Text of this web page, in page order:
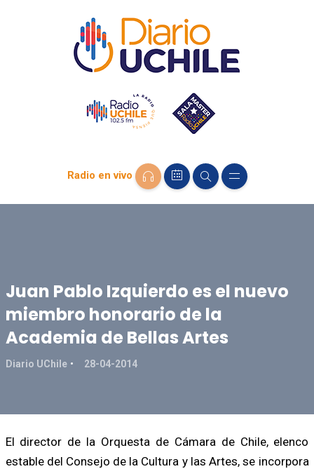
Radio en vivo
Juan Pablo Izquierdo es el nuevo
miembro honorario de la
Academia de Bellas Artes
Diario UChile 28-04-2014
El director de la Orquesta de Cámara de Chile, elenco
estable del Consejo de la Cultura y las Artes, se incorpora